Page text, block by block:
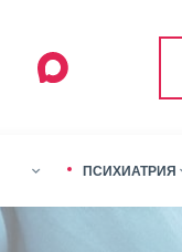
ПСИХИАТРИЯ